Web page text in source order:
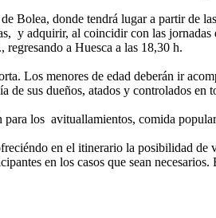
Bolea, donde tendrá lugar a partir de
y adquirir, al coincidir con las
a Huesca a las 18,30 h.
Los menores de edad deberán ir
sus dueños, atados y controlados en
los avituallamientos, comida
en el itinerario la posibilidad
en los casos que sean